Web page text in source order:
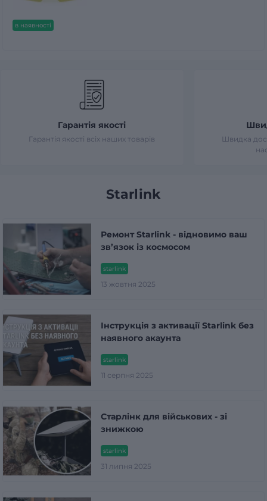
в наявності
Гарантія якості
Гарантія якості всіх наших товарів
Швидка
Starlink
starlink
13 жовтня 2025
Ремонт Starlink - відновимо ваш
зв’язок із космосом
starlink
11 серпня 2025
Інструкція з активації Starlink без
наявного акаунта
starlink
31 липня 2025
Старлінк для військових - зі
знижкою